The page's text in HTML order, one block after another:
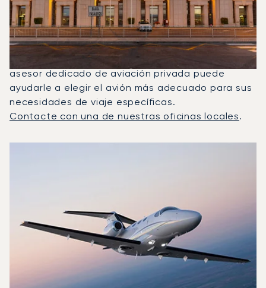
Entre Londres Y Málaga?
En 2025, el Citation Mustang, el Beechjet 400A y
el Citation Latitude fueron los jets privados más
utilizados para vuelos entre Málaga y Londres. Un
asesor dedicado de aviación privada puede
ayudarle a elegir el avión más adecuado para sus
necesidades de viaje específicas.
Contacte con una de nuestras oficinas locales.